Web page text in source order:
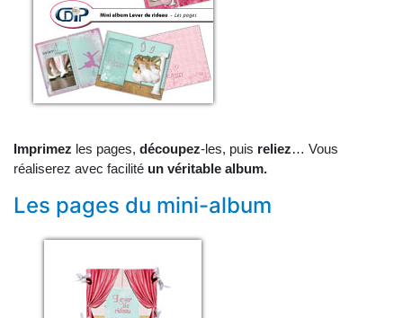
Imprimez les pages, découpez-les, puis reliez… Vous
réaliserez avec facilité un véritable album.
Les pages du mini-album